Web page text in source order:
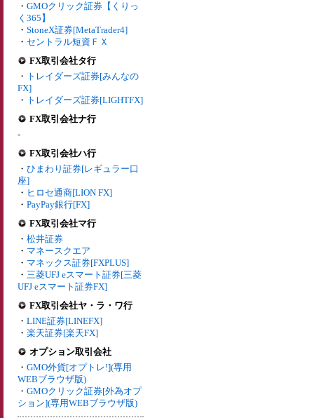
・ GMOクリック証券【くりっ
く365】
・ StoneX証券[MetaTrader4]
・ セントラル短資ＦＸ
FX取引会社タ行
・ トレイダーズ証券[みんなの
FX]
・ トレイダーズ証券[LIGHTFX]
FX取引会社ナ行
-
FX取引会社ハ行
・ ひまわり証券[レギュラー口
座]
・ ヒロセ通商[LION FX]
・ PayPay銀行[FX]
FX取引会社マ行
・ 松井証券
・ マネースクエア
・ マネックス証券[FXPLUS]
・ 三菱UFJ eスマート証券[三菱
UFJ eスマート証券FX]
FX取引会社ヤ・ラ・ワ行
・ LINE証券[LINEFX]
・ 楽天証券[楽天FX]
オプション取引会社
・ GMO外貨[オプトレ!](専用
WEBブラウザ版)
・ GMOクリック証券[外為オプ
ション](専用WEBブラウザ版)